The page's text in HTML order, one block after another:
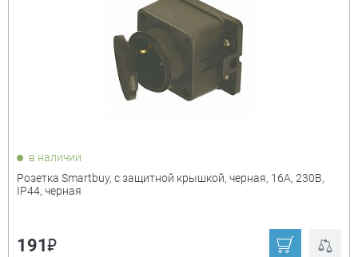
в наличии
Розетка Smartbuy, с защитной крышкой, черная, 16А, 230В,
IP44, черная
191₽